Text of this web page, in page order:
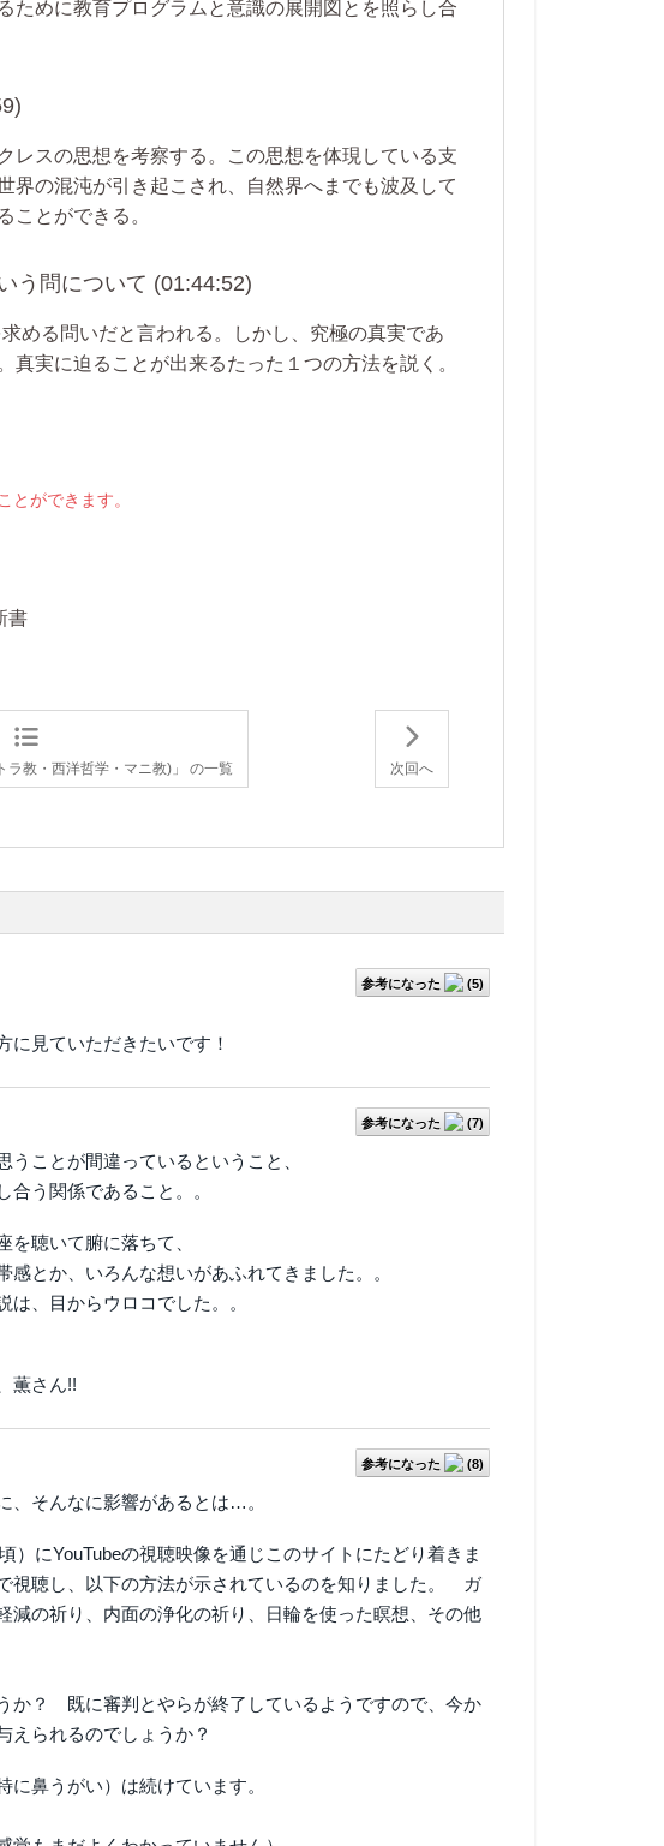
ために教育プログラムと意識の展開図とを照らし合
レスの思想を考察する。この思想を体現している支
界の混沌が引き起こされ、自然界へまでも波及して
ことができる。
う問について (01:44:52)
める問いだと言われる。しかし、究極の真実であ
実に迫ることが出来るたった１つの方法を説く。
ができます。
書
ラ教・西洋哲学・マニ教)」 の一覧 次回へ
参考になった (5)
に見ていただきたいです！
参考になった (7)
ことが間違っているということ、
う関係であること。。
聴いて腑に落ちて、
とか、いろんな想いがあふれてきました。。
、目からウロコでした。。
薫さん!!
参考になった (8)
、そんなに影響があるとは…。
）にYouTubeの視聴映像を通じこのサイトにたどり着きま
視聴し、以下の方法が示されているのを知りました。 ガ
の祈り、内面の浄化の祈り、日輪を使った瞑想、その他
か？ 既に審判とやらが終了しているようですので、今か
えられるのでしょうか？
鼻うがい）は続けています。